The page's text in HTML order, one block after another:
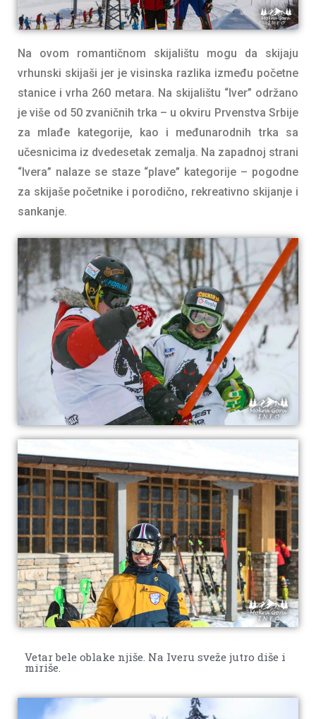
Na ovom romantičnom skijalištu mogu da skijaju
vrhunski skijaši jer je visinska razlika između početne
stanice i vrha 260 metara. Na skijalištu “Iver” održano
je više od 50 zvaničnih trka – u okviru Prvenstva Srbije
za mlađe kategorije, kao i međunarodnih trka sa
učesnicima iz dvedesetak zemalјa. Na zapadnoj strani
“Ivera” nalaze se staze “plave” kategorije – pogodne
za skijaše početnike i porodično, rekreativno skijanje i
sankanje.
Vetar bele oblake njiše. Na Iveru sveže jutro diše i
miriše.